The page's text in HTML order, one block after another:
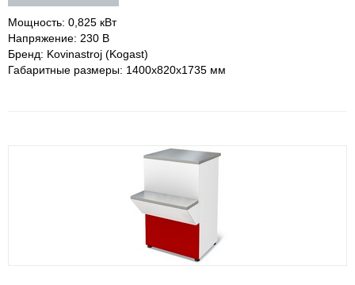
Мощность: 0,825 кВт
Напряжение: 230 В
Бренд: Kovinastroj (Kogast)
Габаритные размеры: 1400x820x1735 мм